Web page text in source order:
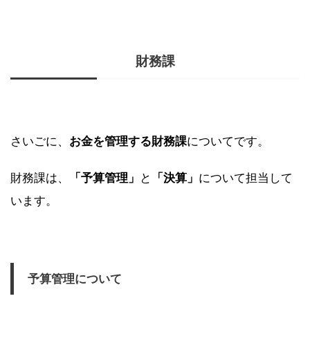
財務課
さいごに、 お金を管理する財務課についてです。
財務課は、 「予算管理」 と 「決算」 について担当して
います。
予算管理について